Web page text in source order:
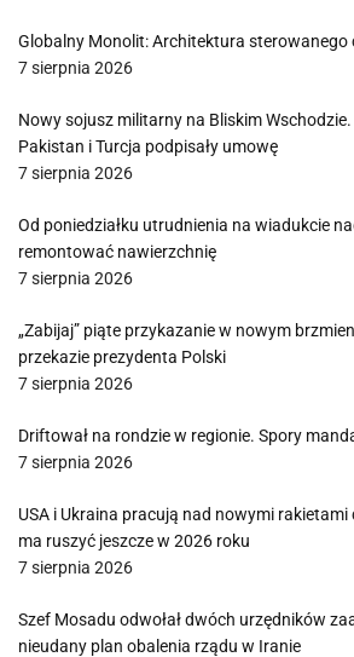
Globalny Monolit: Architektura sterowanego
7 sierpnia 2026
Nowy sojusz militarny na Bliskim
Pakistan i Turcja podpisały umowę
7 sierpnia 2026
Od poniedziałku utrudnienia na wiadukcie
remontować nawierzchnię
7 sierpnia 2026
„Zabijaj” piąte przykazanie w nowym
przekazie prezydenta Polski
7 sierpnia 2026
Driftował na rondzie w regionie. Spory
7 sierpnia 2026
USA i Ukraina pracują nad nowymi rakietami
ma ruszyć jeszcze w 2026 roku
7 sierpnia 2026
Szef Mosadu odwołał dwóch urzędników
nieudany plan obalenia rządu w Iranie